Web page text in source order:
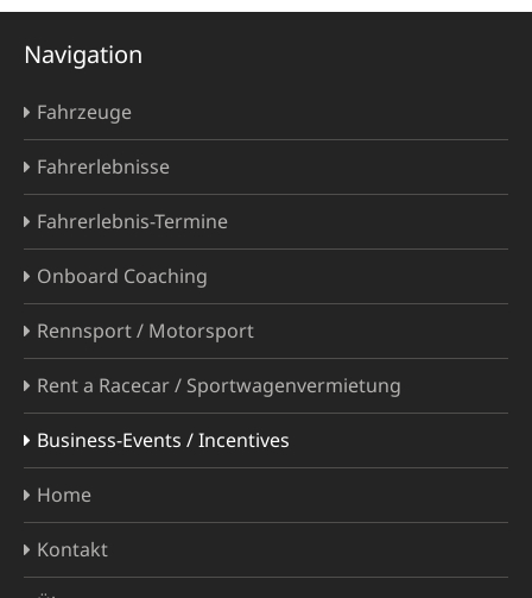
Navigation
Fahrzeuge
Fahrerlebnisse
Fahrerlebnis-Termine
Onboard Coaching
Rennsport / Motorsport
Rent a Racecar / Sportwagenvermietung
Business-Events / Incentives
Home
Kontakt